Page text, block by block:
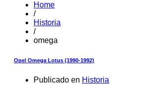
Home
/
Historia
/
omega
Opel Omega Lotus (1990-1992)
Publicado en Historia